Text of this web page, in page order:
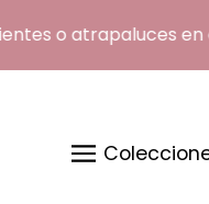
o atrapaluces en